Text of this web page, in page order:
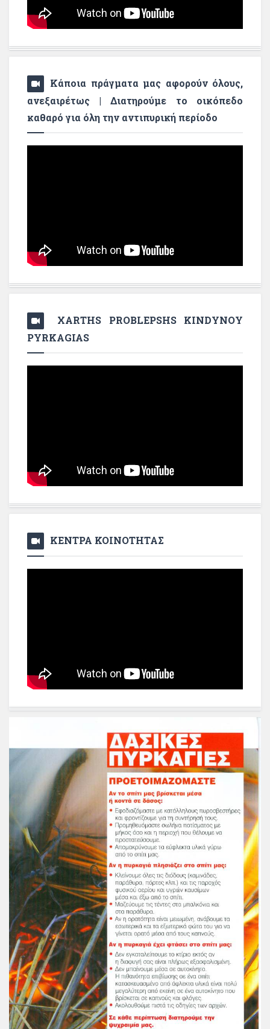
Κάποια πράγματα μας αφορούν όλους,
ανεξαιρέτως | Διατηρούμε το οικόπεδο
καθαρό για όλη την αντιπυρική περίοδο
XARTHS PROBLEPSHS KINDYNOY
PYRKAGIAS
ΚΕΝΤΡΑ ΚΟΙΝΟΤΗΤΑΣ